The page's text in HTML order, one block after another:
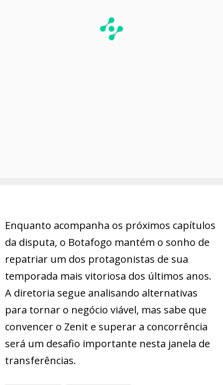
Enquanto acompanha os próximos capítulos
da disputa, o Botafogo mantém o sonho de
repatriar um dos protagonistas de sua
temporada mais vitoriosa dos últimos anos.
A diretoria segue analisando alternativas
para tornar o negócio viável, mas sabe que
convencer o Zenit e superar a concorrência
será um desafio importante nesta janela de
transferências.